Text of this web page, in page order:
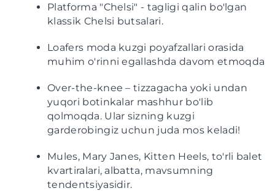
Platforma "Chelsi" - tagligi qalin bo'lgan
klassik Chelsi butsalari.
Loafers moda kuzgi poyafzallari orasida
muhim o'rinni egallashda davom etmoqda
Over-the-knee – tizzagacha yoki undan
yuqori botinkalar mashhur bo'lib
qolmoqda. Ular sizning kuzgi
garderobingiz uchun juda mos keladi!
Mules, Mary Janes, Kitten Heels, to'rli balet
kvartiralari, albatta, mavsumning
tendentsiyasidir.